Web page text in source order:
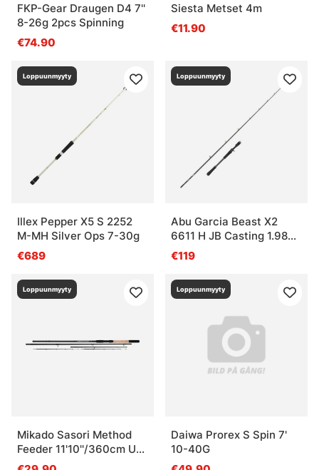
FKP-Gear Draugen D4 7''
8-26g 2pcs Spinning
€74.90
Siesta Metset 4m
€11.90
Loppuunmyyty
Illex Pepper X5 S 2252
M-MH Silver Ops 7-30g
€689
Loppuunmyyty
Abu Garcia Beast X2
6611 H JB Casting 1.98m
35-100g 1+1Sec
€119
Loppuunmyyty
Mikado Sasori Method
Feeder 11'10''/360cm Up
To 80g (3+2 sec)
Loppuunmyyty
Daiwa Prorex S Spin 7'
10-40G